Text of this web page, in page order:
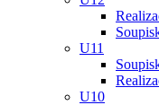
U11
U10